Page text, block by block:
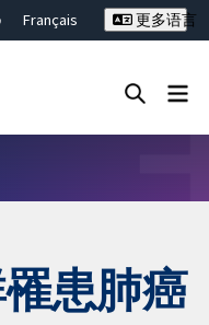
Français
更多语言
患肺癌